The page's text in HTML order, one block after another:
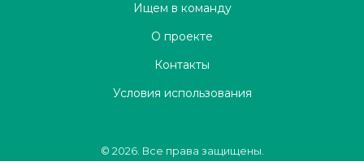
Ищем в команду
О проекте
Контакты
Условия использования
© 2026. Все права защищены.